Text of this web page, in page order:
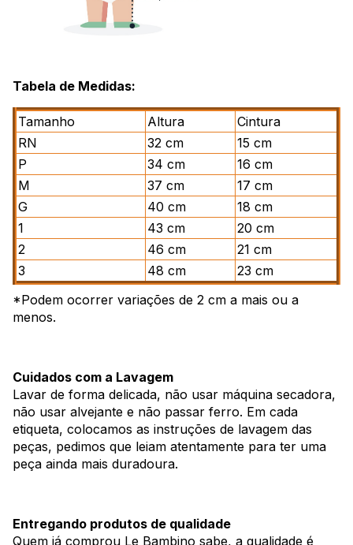
Tabela de Medidas:
Tamanho Altura
Cintura
RN
32 cm
15 cm
P
34 cm
16 cm
M
37 cm
17 cm
G
40 cm
18 cm
1
43 cm
20 cm
2
46 cm
21 cm
3
48 cm
23 cm
*Podem ocorrer variações de 2 cm a mais ou a
menos.
Cuidados com a Lavagem
Lavar de forma delicada, não usar máquina secadora,
não usar alvejante e não passar ferro. Em cada
etiqueta, colocamos as instruções de lavagem das
peças, pedimos que leiam atentamente para ter uma
peça ainda mais duradoura.
Entregando produtos de qualidade
Quem já comprou Le Bambino sabe, a qualidade é